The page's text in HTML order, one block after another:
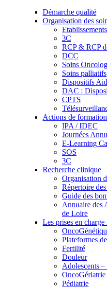
Démarche qualité
Organisation des
Etablissements
3C
RCP & RCP
DCC
Soins
Soins palliatifs
Dispositifs
DAC :
CPTS
Actions de formation
IPA / IDEC
Journées
E-Learning
SOS
3C
Recherche clinique
Organisation
Répertoire
Guide des
Annuaire des
de Loire
Les prises en charge
Plateformes
Fertilité
Douleur
Adolescents
OncoGériatrie
Pédiatrie